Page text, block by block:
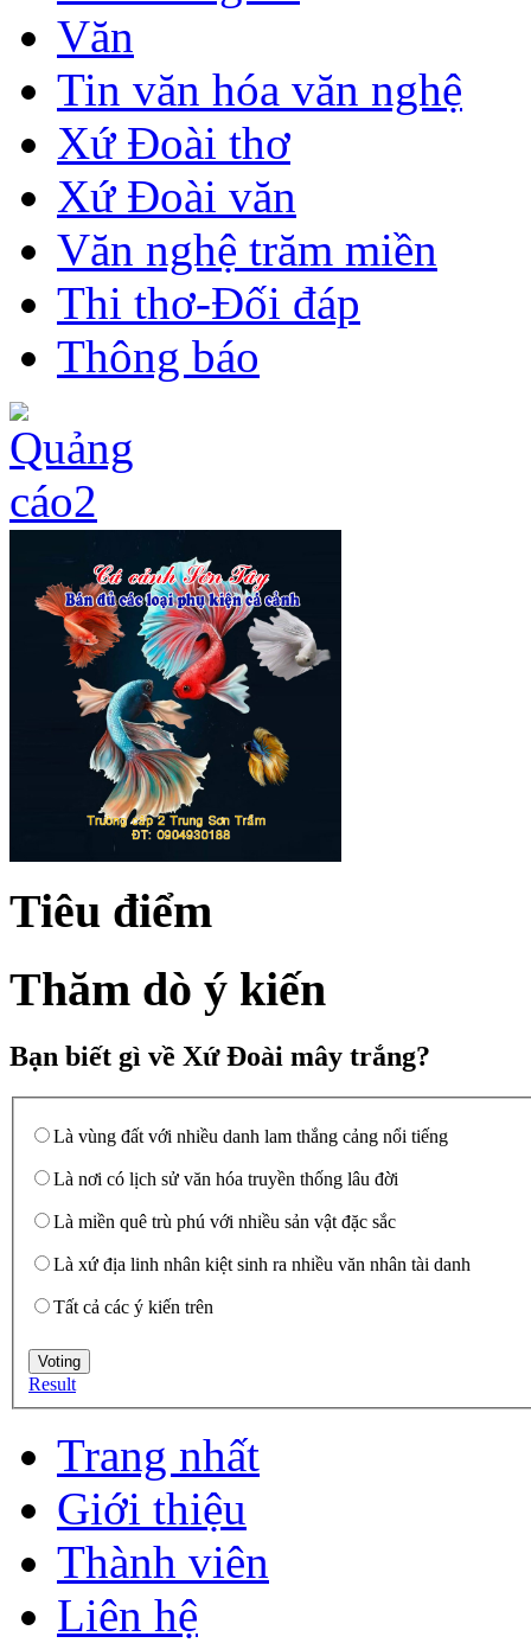
Văn
Tin văn hóa văn nghệ
Xứ Đoài thơ
Xứ Đoài văn
Văn nghệ trăm miền
Thi thơ-Đối đáp
Thông báo
Tiêu điểm
Thăm dò ý kiến
Bạn biết gì về Xứ Đoài mây trắng?
Là vùng đất với nhiều danh lam thắng cảng nổi tiếng
Là nơi có lịch sử văn hóa truyền thống lâu đời
Là miền quê trù phú với nhiều sản vật đặc sắc
Là xứ địa linh nhân kiệt sinh ra nhiều văn nhân tài danh
Tất cả các ý kiến trên
Result
Trang nhất
Giới thiệu
Thành viên
Liên hệ